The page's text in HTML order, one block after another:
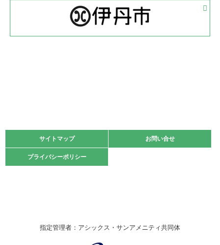
体育協会長杯 バドミントン競技の部
2022.05.22
緑ケ丘体育館
2021.10.23
卓球選手権大会ラージボールの部開催☆
伊丹市総合体育大会 バレーボール大会が開催されました
サイトマップ お問い合せ
プライバシーポリシー
サイトマップ お問い合せ
プライバシーポリシー
指定管理者：アシックス・サンアメニティ共同体